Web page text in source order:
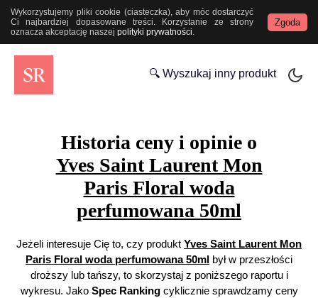
Wykorzystujemy pliki cookie (ciasteczka), aby móc dostarczyć
Ci najbardziej dopasowane treści. Korzystanie ze strony
oznacza akceptację naszej polityki prywatności.
Zgoda
🔍 Wyszukaj inny produkt
Historia ceny i opinie o
Yves Saint Laurent Mon
Paris Floral woda
perfumowana 50ml
Jeżeli interesuje Cię to, czy produkt Yves Saint Laurent Mon
Paris Floral woda perfumowana 50ml był w przeszłości
droższy lub tańszy, to skorzystaj z poniższego raportu i
wykresu. Jako Spec Rankingcyklicznie sprawdzamy ceny